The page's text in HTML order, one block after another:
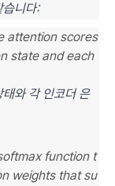
습니다:
attention scores
state and each
와 각 인코더 은
function t
weights that su